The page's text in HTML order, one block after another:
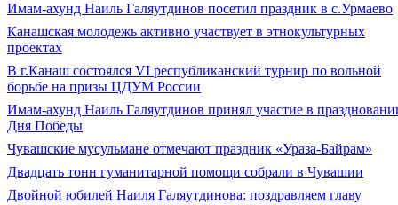
Имам-ахунд Наиль Галяутдинов посетил праздник в с.Урмаево
Канашская молодежь активно участвует в этнокультурных
проектах
В г.Канаш состоялся VI республиканский турнир по вольной
борьбе на призы ЦДУМ России
Имам-ахунд Наиль Галяутдинов принял участие в
Дня Победы
Чувашские мусульмане отмечают праздник «Ураза-Байрам»
Двадцать тонн гуманитарной помощи собрали в Чувашии
Двойной юбилей Наиля Галяутдинова: поздравляем главу